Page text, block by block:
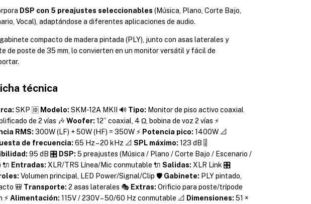
DSP con 5 preajustes seleccionables (Música, Plano, Corte Bajo,
Vocal), adaptándose a diferentes aplicaciones de audio.
compacto de madera pintada (PLY), junto con asas laterales y
de poste de 35 mm, lo convierten en un monitor versátil y fácil de
técnica
SKP 🆔 Modelo: SKM-12A MKII 🔊 Tipo: Monitor de piso activo coaxial
de 2 vías 🎶 Woofer: 12” coaxial, 4 Ω, bobina de voz 2 vías ⚡
RMS: 300W (LF) + 50W (HF) = 350W ⚡ Potencia pico: 1400W 📐
de frecuencia: 65 Hz – 20 kHz 📐 SPL máximo: 123 dB 🎚️
95 dB 🎛️ DSP: 5 preajustes (Música / Plano / Corte Bajo / Escenario /
🔌 Entradas: XLR/TRS Línea/Mic conmutable 🔌 Salidas: XLR Link 🎛️
Volumen principal, LED Power/Signal/Clip 🛡️ Gabinete: PLY pintado,
🎒 Transporte: 2 asas laterales 🎭 Extras: Orificio para poste/trípode
⚡Alimentación: 115V / 230V – 50/60 Hz conmutable 📐 Dimensiones: 51 ×